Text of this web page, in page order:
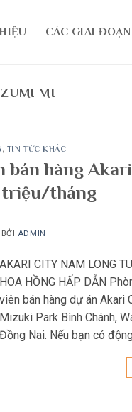
CÁC GIAI ĐOẠN
MI
, TIN TỨC KHÁC
bán hàng
triệu/tháng
BỞI ADMIN
AKARI CITY NAM LONG
HOA HỒNG HẤP DẪN
viên bán hàng dự án Akari
Mizuki Park Bình Chánh,
Đồng Nai. Nếu bạn có